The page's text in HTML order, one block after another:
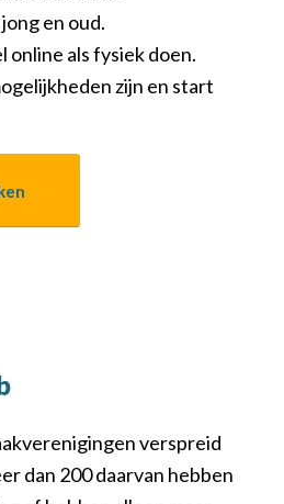
en oud.
online als fysiek doen.
zijn en start
verspreid
dan 200 daarvan hebben